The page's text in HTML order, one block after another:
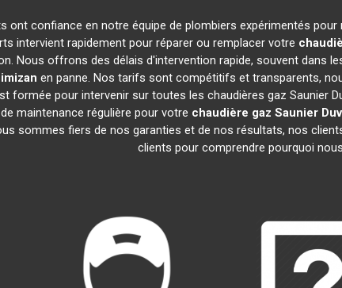
ont confiance en notre équipe de plombiers expérimentés
intervient rapidement pour réparer ou remplacer votre
Nous offrons des délais d'intervention rapide, souvent dans
en panne. Nos tarifs sont compétitifs et transparents,
formée pour intervenir sur toutes les chaudières gaz Saunier
maintenance régulière pour votre chaudière gaz Saunier
sommes fiers de nos garanties et de nos résultats, nos
clients pour comprendre pourquoi nous